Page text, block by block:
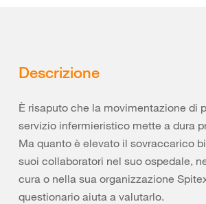
Descrizione
È risaputo che la movimentazione di
servizio infermieristico mette a dura
Ma quanto è elevato il sovraccarico
suoi collaboratori nel suo ospedale,
cura o nella sua organizzazione
questionario aiuta a valutarlo.